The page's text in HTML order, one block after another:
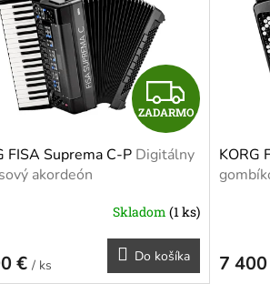
Z
A
D
A
R
ZADARMO
FISA Suprema C-P Digitálny
akordeón
Skladom (1 ks)
€ / ks
Do košíka
KORG
7